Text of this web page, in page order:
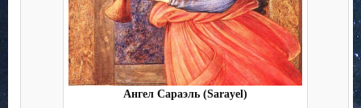
Ангел Сараэль (Sarayel)